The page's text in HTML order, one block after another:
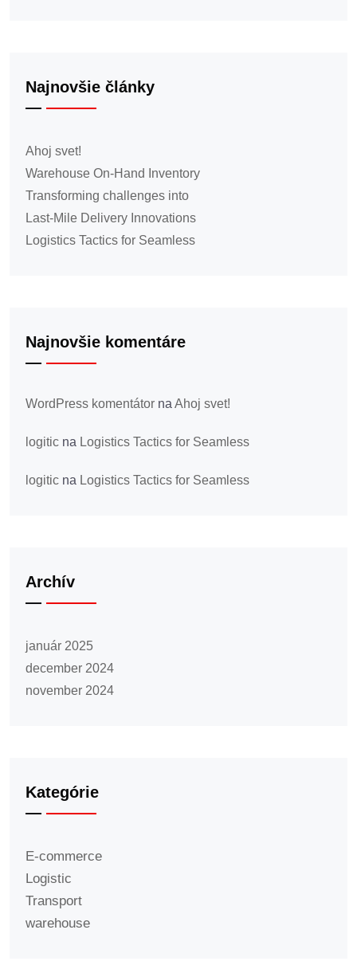
Najnovšie články
Ahoj svet!
Warehouse On-Hand Inventory
Transforming challenges into
Last-Mile Delivery Innovations
Logistics Tactics for Seamless
Najnovšie komentáre
WordPress komentátor na Ahoj svet!
logitic na Logistics Tactics for Seamless
logitic na Logistics Tactics for Seamless
Archív
január 2025
december 2024
november 2024
Kategórie
E-commerce
Logistic
Transport
warehouse